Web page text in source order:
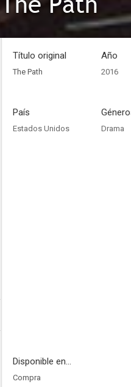
Título original
The Path
Año
2016
País
Estados Unidos Drama
Disponible en...
Compra